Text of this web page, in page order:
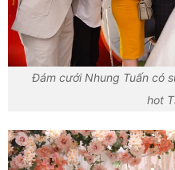
Đám cưới Nhung Tuấn có
hot